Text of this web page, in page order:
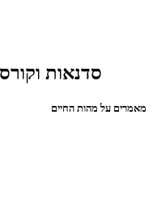
סדנאות
מאמרים על מהות החיים